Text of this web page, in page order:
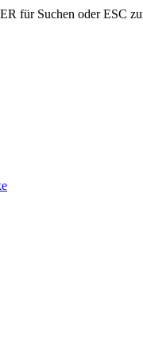
für Suchen oder ESC